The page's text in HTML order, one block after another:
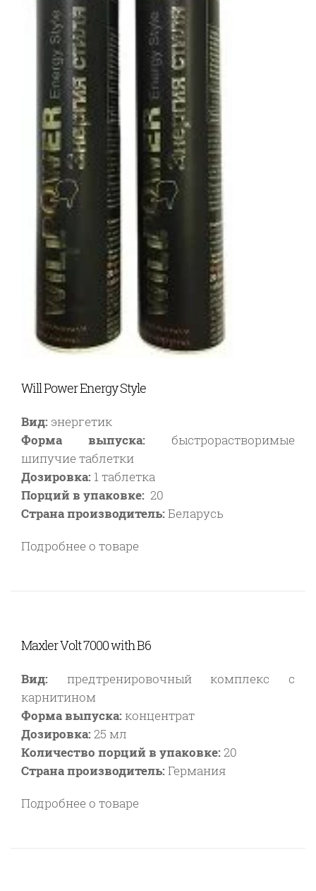
Will Power Energy Style
Вид: энергетик
Форма выпуска: быстрорастворимые
шипучие таблетки
Дозировка: 1 таблетка
Порций в упаковке: 20
Страна производитель:Беларусь
Подробнее о товаре
Maxler Volt 7000 with B6
Вид: предтренировочный комплекс с
карнитином
Форма выпуска: концентрат
Дозировка:25 мл
Количество порций в упаковке:20
Страна производитель:Германия
Подробнее о товаре